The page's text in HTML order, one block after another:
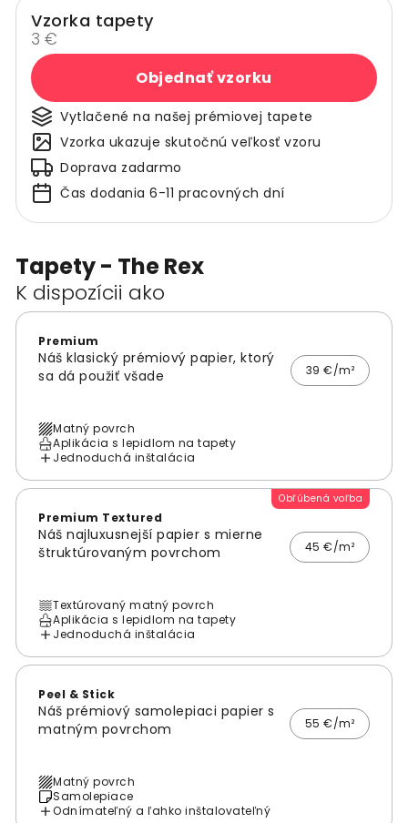
Tapety - The Rex
K dispozícii ako
Premium
Náš klasický prémiový papier, ktorý
sa dá použiť všade
39 €/m²
Matný povrch
Aplikácia s lepidlom na tapety
Jednoduchá inštalácia
Obľúbená voľba
Premium Textured
Náš najluxusnejší papier s mierne
štruktúrovaným povrchom
45 €/m²
Textúrovaný matný povrch
Aplikácia s lepidlom na tapety
Jednoduchá inštalácia
Peel & Stick
Náš prémiový samolepiaci papier s
matným povrchom
55 €/m²
Matný povrch
Samolepiace
Odnímateľný a ľahko inštalovateľný
Vzorka tapety
3 €
Objednať vzorku
Vytlačené na našej prémiovej tapete
Vzorka ukazuje skutočnú veľkosť vzoru
Doprava zadarmo
Čas dodania 6-11 pracovných dní